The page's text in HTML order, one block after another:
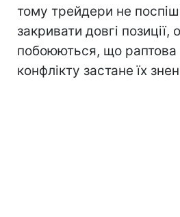
тому трейдери не
закривати довгі позиції,
побоюються, що раптова
конфлікту застане їх